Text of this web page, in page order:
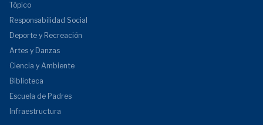
Tópico
Responsabilidad Social
Deporte y Recreación
Artes y Danzas
Ciencia y Ambiente
Biblioteca
Escuela de Padres
Infraestructura